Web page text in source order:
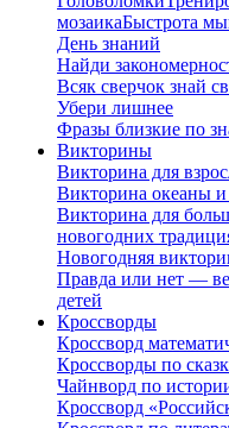
мозаикаБыстрота
День знаний
Найди
Всяк сверчок знай
Убери лишнее
Фразы близкие по
Викторины
Викторина для
Викторина океаны
Викторина для
новогодних
Новогодняя
Правда или нет —
детей
Кроссворды
Кроссворд
Кроссворды по
Чайнворд по
Кроссворд